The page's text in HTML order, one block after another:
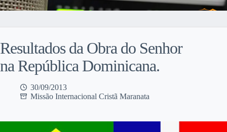
Resultados da Obra do Senhor
na República Dominicana.
30/09/2013
Missão Internacional Cristã Maranata